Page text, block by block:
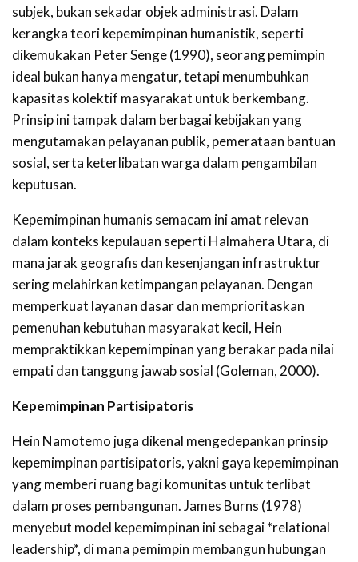
subjek, bukan sekadar objek administrasi. Dalam
kerangka teori kepemimpinan humanistik, seperti
dikemukakan Peter Senge (1990), seorang pemimpin
ideal bukan hanya mengatur, tetapi menumbuhkan
kapasitas kolektif masyarakat untuk berkembang.
Prinsip ini tampak dalam berbagai kebijakan yang
mengutamakan pelayanan publik, pemerataan bantuan
sosial, serta keterlibatan warga dalam pengambilan
keputusan.
Kepemimpinan humanis semacam ini amat relevan
dalam konteks kepulauan seperti Halmahera Utara, di
mana jarak geografis dan kesenjangan infrastruktur
sering melahirkan ketimpangan pelayanan. Dengan
memperkuat layanan dasar dan memprioritaskan
pemenuhan kebutuhan masyarakat kecil, Hein
mempraktikkan kepemimpinan yang berakar pada nilai
empati dan tanggung jawab sosial (Goleman, 2000).
Kepemimpinan Partisipatoris
Hein Namotemo juga dikenal mengedepankan prinsip
kepemimpinan partisipatoris, yakni gaya kepemimpinan
yang memberi ruang bagi komunitas untuk terlibat
dalam proses pembangunan. James Burns (1978)
menyebut model kepemimpinan ini sebagai *relational
leadership*, di mana pemimpin membangun hubungan